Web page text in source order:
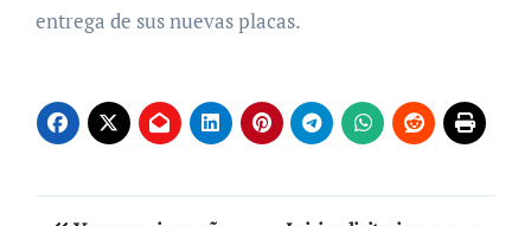
entrega de sus nuevas placas.